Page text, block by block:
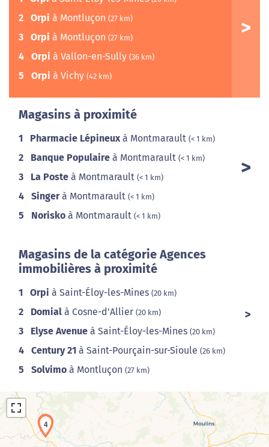
2 Orpi à Montluçon (27 km)
3 Orpi à Montluçon (27 km)
4 Orpi à Vallon-en-Sully (36 km)
5 Orpi à Vichy (42 km)
Magasins à proximité
1 Pharmacie Lépineux à Montmarault (< 1 km)
2 Banque Populaire à Montmarault (< 1 km)
3 La Poste à Montmarault (< 1 km)
4 Singerà Montmarault (< 1 km)
5 Norisko à Montmarault (< 1 km)
Magasins de la catégorie Agences
immobilières à proximité
1 Orpi à Saint-Éloy-les-Mines (20 km)
2 Domial à Cosne-d'Allier (20 km)
3 Elyse Avenue à Saint-Éloy-les-Mines (20 km)
4 Century 21 à Saint-Pourçain-sur-Sioule (26 km)
5 Solvimo à Montluçon (27 km)
4